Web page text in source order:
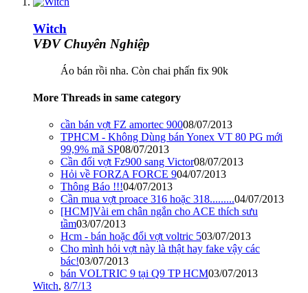
Witch
VĐV Chuyên Nghiệp
Áo bán rồi nha. Còn chai phấn fix 90k
More Threads in same category
cần bán vợt FZ amortec 90008/07/2013
TPHCM - Không Dùng bán Yonex VT 80 PG mới
99,9% mã SP08/07/2013
Cần đổi vợt Fz900 sang Victor08/07/2013
Hỏi về FORZA FORCE 904/07/2013
Thông Báo !!!04/07/2013
Cần mua vợt proace 316 hoặc 318.........04/07/2013
[HCM]Vài em chân ngắn cho ACE thích sưu
tầm03/07/2013
Hcm - bán hoặc đổi vợt voltric 503/07/2013
Cho mình hỏi vợt này là thật hay fake vậy các
bác!03/07/2013
bán VOLTRIC 9 tại Q9 TP HCM03/07/2013
Witch, 8/7/13